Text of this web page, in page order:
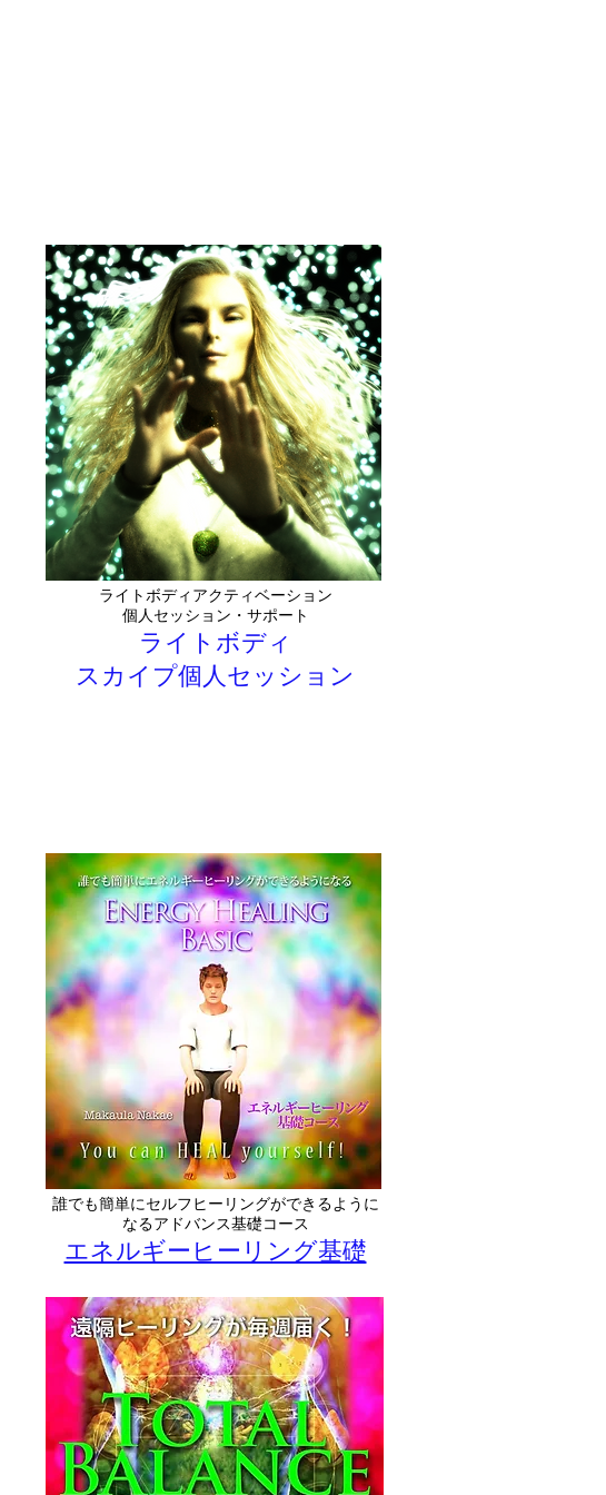
ライトボディアクティベーション
個人セッション・サポート
ライトボディ
スカイプ​個人セッション
誰でも簡単にセルフヒーリングができるように
なるアドバンス基礎コース
エネルギーヒーリング基礎